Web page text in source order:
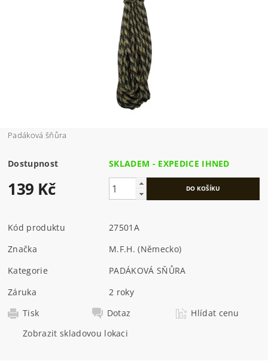
Padáková šňůra
Dostupnost SKLADEM - EXPEDICE IHNED
139 Kč
Kód produktu
27501A
Značka
M.F.H. (Německo)
Kategorie
PADÁKOVÁ SŇŮRA
Záruka
2 roky
Tisk
Dotaz
Hlídat cenu
Zobrazit skladovou lokaci